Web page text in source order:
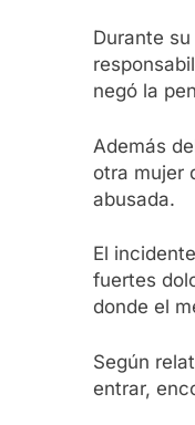
Durante
negó la
Además
otra mujer
abusada.
El
fuertes
donde el
Según
entrar,